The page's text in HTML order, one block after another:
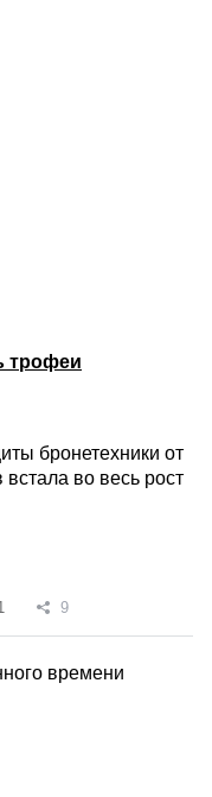
трофеи
бронетехники от
встала во весь рост
9
времени